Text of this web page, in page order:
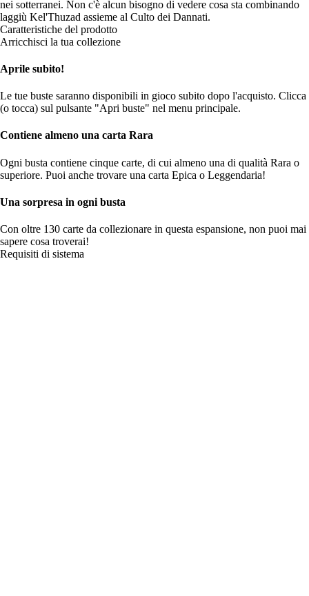
nei sotterranei. Non c'è alcun bisogno di vedere cosa sta combinando
laggiù Kel'Thuzad assieme al Culto dei Dannati.
Caratteristiche del prodotto
Arricchisci la tua collezione
Aprile subito!
Le tue buste saranno disponibili in gioco subito dopo l'acquisto. Clicca
(o tocca) sul pulsante "Apri buste" nel menu principale.
Contiene almeno una carta Rara
Ogni busta contiene cinque carte, di cui almeno una di qualità Rara o
superiore. Puoi anche trovare una carta Epica o Leggendaria!
Una sorpresa in ogni busta
Con oltre 130 carte da collezionare in questa espansione, non puoi mai
sapere cosa troverai!
Requisiti di sistema